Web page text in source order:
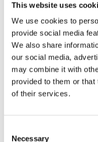
This website uses
We use cookies to
provide social media
We also share
our social media,
may combine it with
provided to them or
of their services.
Necessary
Sale houses
Offer type
Sale
Property type
House
Virtuální prohlídka
360°
rozměry
Family
funkce
garge terrace
cena
15 500 000